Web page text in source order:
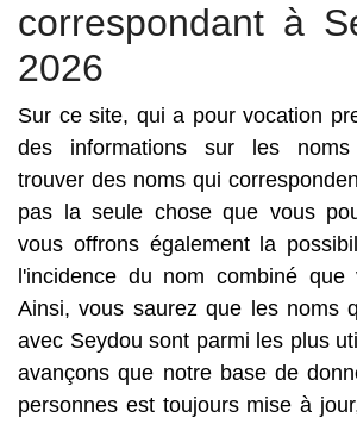
correspondant à
2026
Sur ce site, qui a pour vocation
des informations sur les noms
trouver des noms qui
pas la seule chose que vous
vous offrons également la
l'incidence du nom combiné que
Ainsi, vous saurez que les noms
avec Seydou sont parmi les plus
avançons que notre base de
personnes est toujours mise à